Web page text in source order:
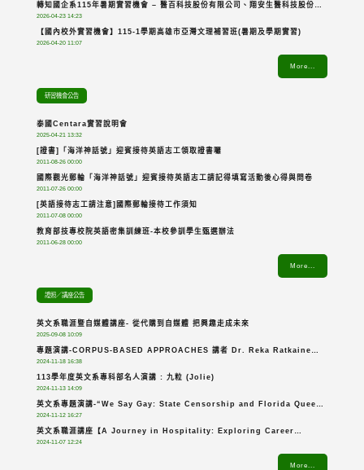
轉知國企系115年暑期實習機會 – 醫百科技股份有限公司、翔安生醫科技股份有
2026-04-23 14:23
【國內校外實習機會】115-1學期高雄市亞灣文理補習班(暑期及學期實習)
2026-04-20 11:07
More...
研習機會公告
泰國Centara實習說明會
2025-04-21 13:32
[證書]「海洋神話號」迎賓接待英語志工領取證書囉
2011-08-26 00:00
國際觀光郵輪「海洋神話號」迎賓接待英語志工請記得填寫活動後心得與問卷
2011-07-26 00:00
[英語接待志工請注意]國際郵輪接待工作須知
2011-07-08 00:00
教育部技專校院英語密集訓練班-本校參訓學生甄選辦法
2011-06-28 00:00
More...
證照／講座公告
英文系職涯暨自媒體講座- 從代購到自媒體 把興趣走成未來
2025-09-08 10:09
專題演講-CORPUS-BASED APPROACHES 講者 Dr. Reka Ratkaine
2024-11-18 16:38
113學年度英文系專科部名人演講 : 九粒 (Jolie)
2024-11-13 14:09
英文系專題演講-“We Say Gay: State Censorship and Florida Queer
2024-11-12 16:27
英文系職涯講座【A Journey in Hospitality: Exploring Career
2024-11-07 12:24
More...